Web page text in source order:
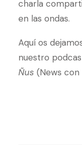
charla
en las ondas.
Aquí os
nuestro
Ñus (News con